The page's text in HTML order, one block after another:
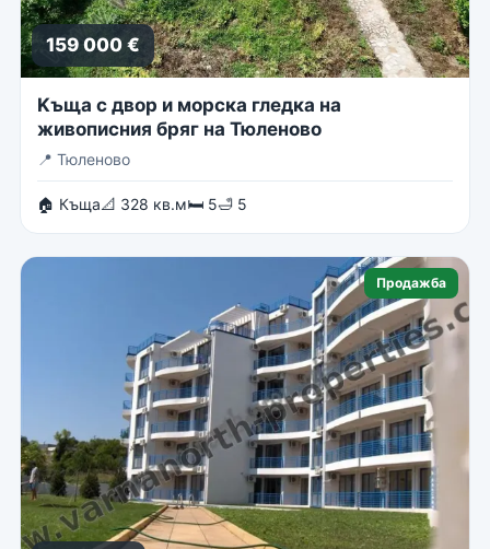
159 000 €
Kъща с двор и морска гледка на
живописния бряг на Тюленово
📍 Тюленово
🏠 Къща📐 328 кв.м🛏 5🛁 5
Продажба